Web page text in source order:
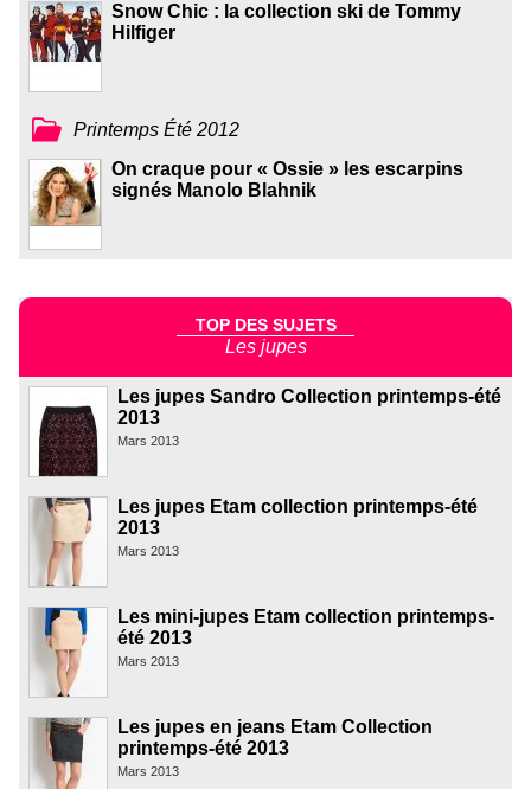
Snow Chic : la collection ski de Tommy
Hilfiger
Printemps Été 2012
On craque pour « Ossie » les escarpins
signés Manolo Blahnik
TOP DES SUJETS
Les jupes
Les jupes Sandro Collection printemps-été
2013
Mars 2013
Les jupes Etam collection printemps-été
2013
Mars 2013
Les mini-jupes Etam collection printemps-
été 2013
Mars 2013
Les jupes en jeans Etam Collection
printemps-été 2013
Mars 2013